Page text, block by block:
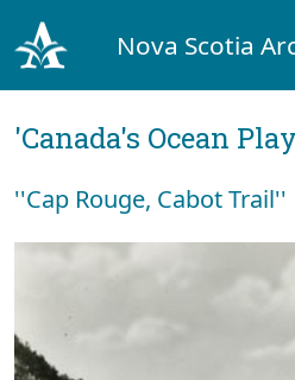
Nova Scotia
'Canada's Ocean
''Cap Rouge, Cabot Trail''